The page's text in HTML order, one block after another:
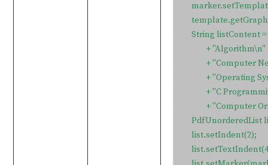
String
            + "Algorithm\n"
+
+ "Operating
+ "C
+
PdfUnorderedList
    list.setIndent(2);